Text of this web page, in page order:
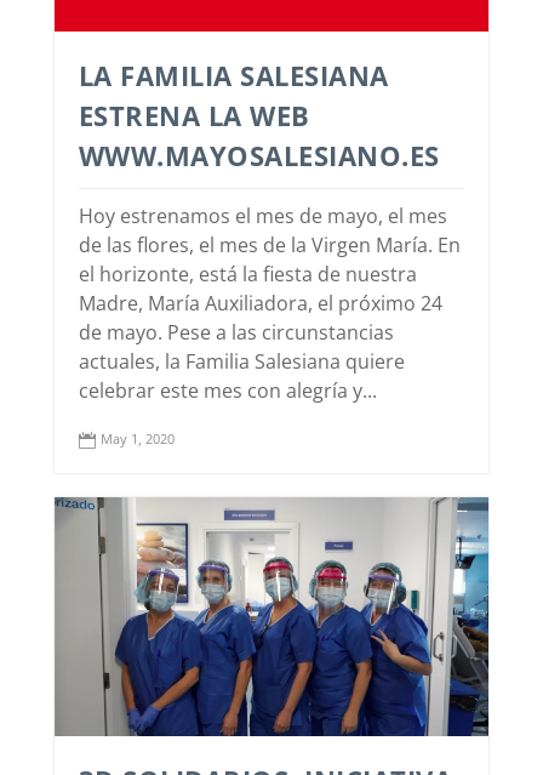
LA FAMILIA SALESIANA
ESTRENA LA WEB
WWW.MAYOSALESIANO.ES
Hoy estrenamos el mes de mayo, el mes
de las flores, el mes de la Virgen María. En
el horizonte, está la fiesta de nuestra
Madre, María Auxiliadora, el próximo 24
de mayo. Pese a las circunstancias
actuales, la Familia Salesiana quiere
celebrar este mes con alegría y...
 May 1, 2020